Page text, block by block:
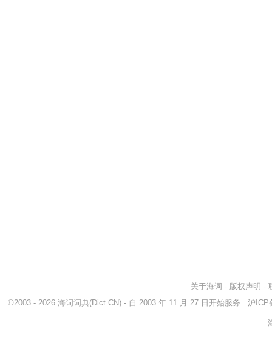
关于海词 - 版权声明 -
©2003 - 2026 海词词典(Dict.CN) - 自 2003 年 11 月 27 日开始服务 沪ICP